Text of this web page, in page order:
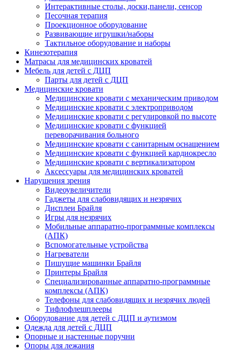
Интерактивные столы, доски,панели, сенсор
Песочная терапия
Проекционное оборудование
Развивающие игрушки/наборы
Тактильное оборудование и наборы
Кинезотерапия
Матрасы для медицинских кроватей
Мебель для детей с ДЦП
Парты для детей с ДЦП
Медицинские кровати
Медицинские кровати с механическим приводом
Медицинские кровати с электроприводом
Медицинские кровати с регулировкой по высоте
Медицинские кровати с функцией
переворачивания больного
Медицинские кровати с санитарным оснащением
Медицинские кровати с функцией кардиокресло
Медицинские кровати с вертикализатором
Аксессуары для медицинских кроватей
Нарушения зрения
Видеоувеличители
Гаджеты для слабовидящих и незрячих
Дисплеи Брайля
Игры для незрячих
Мобильные аппаратно-программные комплексы
(АПК)
Вспомогательные устройства
Нагреватели
Пишущие машинки Брайля
Принтеры Брайля
Специализированные аппаратно-программные
комплексы (АПК)
Телефоны для слабовидящих и незрячих людей
Тифлофлешплееры
Оборудование для детей с ДЦП и аутизмом
Одежда для детей с ДЦП
Опорные и настенные поручни
Опоры для лежания